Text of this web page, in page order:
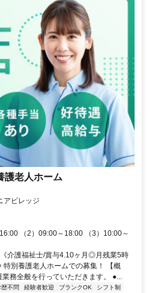
護老人ホーム
アビレッジ
（2）09:00～18:00 （3）10:00～
《介護福祉士/賞与4.10ヶ月◎月残業5時
特別養護老人ホームでの募集！ 【概
務全般を行っていただきます。 ●...
歴不問 経験者歓迎 ブランクOK
シフト制